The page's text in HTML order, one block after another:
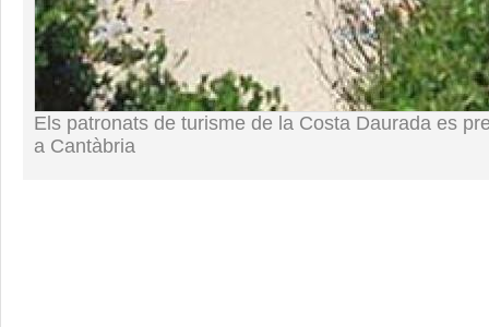
Els patronats de turisme de la Costa Daurada es
a Cantàbria